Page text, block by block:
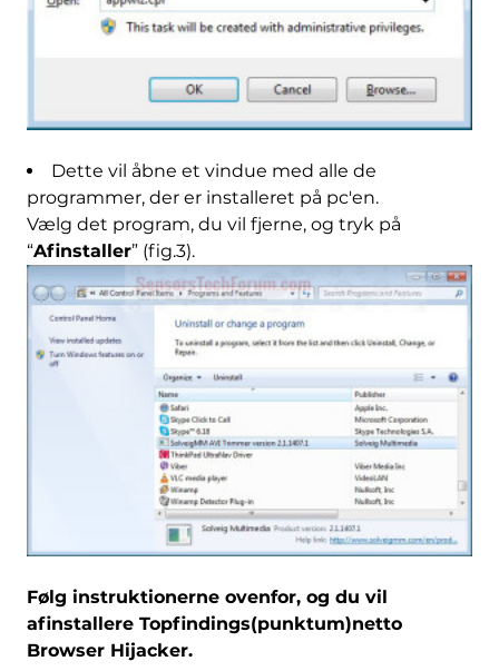
Dette vil åbne et vindue med alle de
programmer, der er installeret på pc'en.
Vælg det program, du vil fjerne, og tryk på
“Afinstaller” (fig.3).
Følg instruktionerne ovenfor, og du vil
afinstallere Topfindings(punktum)netto
Browser Hijacker.